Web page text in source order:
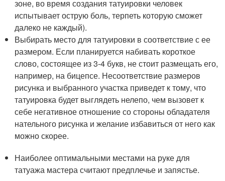
зоне, во время создания татуировки человек
испытывает острую боль, терпеть которую сможет
далеко не каждый).
Выбирать место для татуировки в соответствие с ее
размером. Если планируется набивать короткое
слово, состоящее из 3-4 букв, не стоит размещать его,
например, на бицепсе. Несоответствие размеров
рисунка и выбранного участка приведет к тому, что
татуировка будет выглядеть нелепо, чем вызовет к
себе негативное отношение со стороны обладателя
нательного рисунка и желание избавиться от него как
можно скорее.
Наиболее оптимальными местами на руке для
татуажа мастера считают предплечье и запястье.